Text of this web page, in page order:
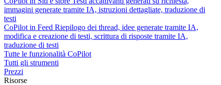
immagini generate tramite IA, istruzioni dettagliate, traduzione di
testi
CoPilot in Feed Riepilogo dei thread, idee generate tramite IA,
modifica e creazione di testi, scrittura di risposte tramite IA,
traduzione di testi
Tutte le funzionalità CoPilot
Tutti gli strumenti
Prezzi
Risorse